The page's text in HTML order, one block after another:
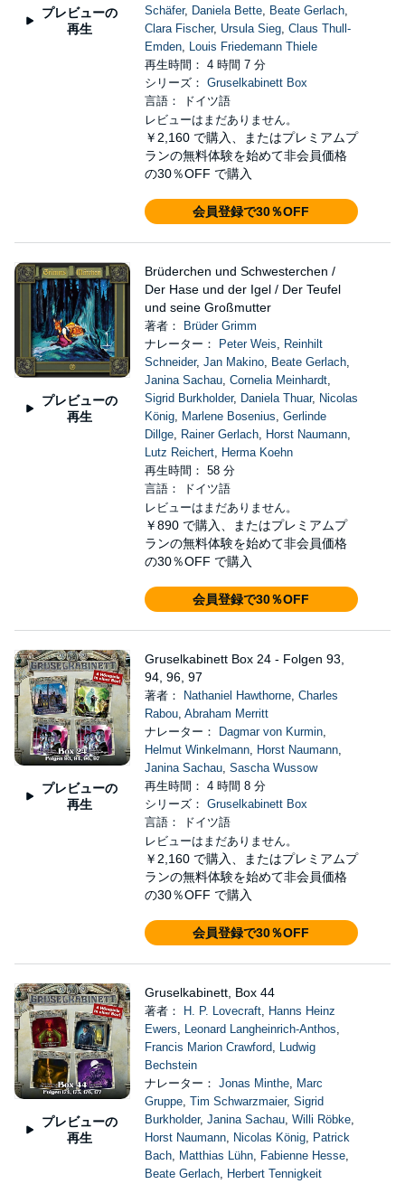
プレビューの
再生
Schäfer, Daniela Bette, Beate Gerlach,
Clara Fischer, Ursula Sieg, Claus Thull-
Emden, Louis Friedemann Thiele
再生時間： 4 時間 7 分
シリーズ： Gruselkabinett Box
言語： ドイツ語
レビューはまだありません。
￥2,160 で購入、またはプレミアムプ
ランの無料体験を始めて非会員価格
の30％OFF で購入
会員登録で30％OFF
プレビューの
再生
Brüderchen und Schwesterchen /
Der Hase und der Igel / Der Teufel
und seine Großmutter
著者：
Brüder Grimm
ナレーター：
Peter Weis, Reinhilt
Schneider, Jan Makino, Beate Gerlach,
Janina Sachau, Cornelia Meinhardt,
Sigrid Burkholder, Daniela Thuar, Nicolas
König, Marlene Bosenius, Gerlinde
Dillge, Rainer Gerlach, Horst Naumann,
Lutz Reichert, Herma Koehn
再生時間： 58 分
言語： ドイツ語
レビューはまだありません。
￥890 で購入、またはプレミアムプ
ランの無料体験を始めて非会員価格
の30％OFF で購入
会員登録で30％OFF
プレビューの
再生
Gruselkabinett Box 24 - Folgen 93,
94, 96, 97
著者： Nathaniel Hawthorne, Charles
Rabou, Abraham Merritt
ナレーター：
Dagmar von Kurmin,
Helmut Winkelmann, Horst Naumann,
Janina Sachau, Sascha Wussow
再生時間： 4 時間 8 分
シリーズ： Gruselkabinett Box
言語： ドイツ語
レビューはまだありません。
￥2,160 で購入、またはプレミアムプ
ランの無料体験を始めて非会員価格
の30％OFF で購入
会員登録で30％OFF
プレビューの
再生
Gruselkabinett, Box 44
著者： H. P. Lovecraft, Hanns Heinz
Ewers, Leonard Langheinrich-Anthos,
Francis Marion Crawford, Ludwig
Bechstein
ナレーター： Jonas Minthe, Marc
Gruppe, Tim Schwarzmaier, Sigrid
Burkholder, Janina Sachau, Willi Röbke,
Horst Naumann, Nicolas König, Patrick
Bach, Matthias Lühn, Fabienne Hesse,
Beate Gerlach, Herbert Tennigkeit